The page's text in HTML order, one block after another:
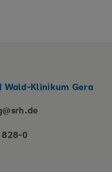
Wald-Klinikum Gera
828-0